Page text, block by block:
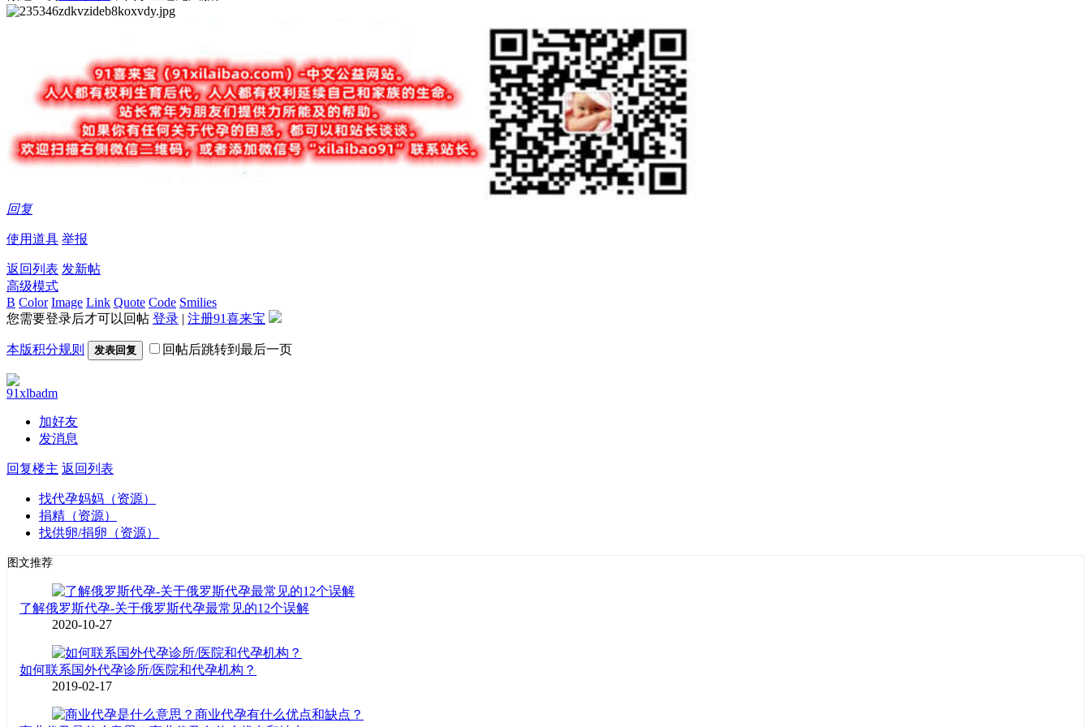
回复
使用道具 举报
返回列表 发新帖
高级模式
B Color Image Link Quote Code Smilies
您需要登录后才可以回帖 登录 | 注册91喜来宝
本版积分规则 发表回复 回帖后跳转到最后一页
91xlbadm
加好友
发消息
回复楼主 返回列表
找代孕妈妈（资源）
捐精（资源）
找供卵/捐卵（资源）
图文推荐
了解俄罗斯代孕-关于俄罗斯代孕最常见的12个误解
2020-10-27
如何联系国外代孕诊所/医院和代孕机构？
2019-02-17